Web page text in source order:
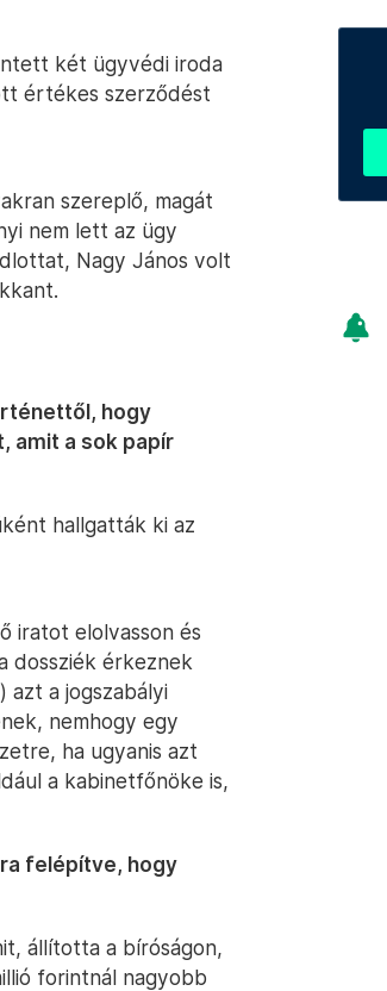
két ügyvédi iroda
értékes szerződést
szereplő, magát
nem lett az ügy
Nagy János volt
hogy
amit a sok papír
hallgatták ki az
iratot elolvasson és
dossziék érkeznek
azt a jogszabályi
nemhogy egy
ha ugyanis azt
a kabinetfőnöke is,
felépítve, hogy
állította a bíróságon,
forintnál nagyobb